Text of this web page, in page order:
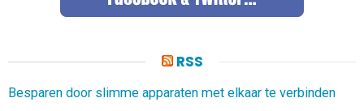
RSS
Besparen door slimme apparaten met elkaar te verbinden